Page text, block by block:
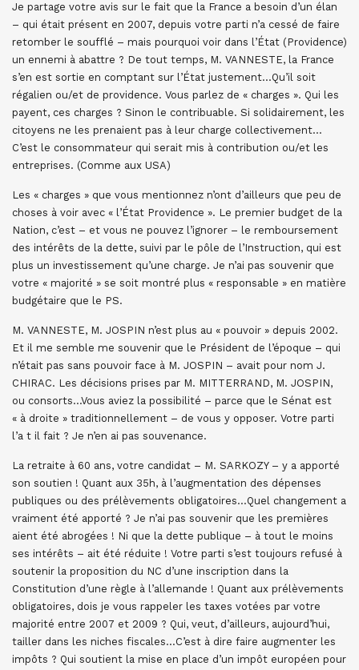
Je partage votre avis sur le fait que la France a besoin d’un élan
– qui était présent en 2007, depuis votre parti n’a cessé de faire
retomber le soufflé – mais pourquoi voir dans l’État (Providence)
un ennemi à abattre ? De tout temps, M. VANNESTE, la France
s’en est sortie en comptant sur l’État justement…Qu’il soit
régalien ou/et de providence. Vous parlez de « charges ». Qui les
payent, ces charges ? Sinon le contribuable. Si solidairement, les
citoyens ne les prenaient pas à leur charge collectivement…
C’est le consommateur qui serait mis à contribution ou/et les
entreprises. (Comme aux USA)
Les « charges » que vous mentionnez n’ont d’ailleurs que peu de
choses à voir avec « l’État Providence ». Le premier budget de la
Nation, c’est – et vous ne pouvez l’ignorer – le remboursement
des intérêts de la dette, suivi par le pôle de l’Instruction, qui est
plus un investissement qu’une charge. Je n’ai pas souvenir que
votre « majorité » se soit montré plus « responsable » en matière
budgétaire que le PS.
M. VANNESTE, M. JOSPIN n’est plus au « pouvoir » depuis 2002.
Et il me semble me souvenir que le Président de l’époque – qui
n’était pas sans pouvoir face à M. JOSPIN – avait pour nom J.
CHIRAC. Les décisions prises par M. MITTERRAND, M. JOSPIN,
ou consorts…Vous aviez la possibilité – parce que le Sénat est
« à droite » traditionnellement – de vous y opposer. Votre parti
l’a t il fait ? Je n’en ai pas souvenance.
La retraite à 60 ans, votre candidat – M. SARKOZY – y a apporté
son soutien ! Quant aux 35h, à l’augmentation des dépenses
publiques ou des prélèvements obligatoires…Quel changement a
vraiment été apporté ? Je n’ai pas souvenir que les premières
aient été abrogées ! Ni que la dette publique – à tout le moins
ses intérêts – ait été réduite ! Votre parti s’est toujours refusé à
soutenir la proposition du NC d’une inscription dans la
Constitution d’une règle à l’allemande ! Quant aux prélèvements
obligatoires, dois je vous rappeler les taxes votées par votre
majorité entre 2007 et 2009 ? Qui, veut, d’ailleurs, aujourd’hui,
tailler dans les niches fiscales…C’est à dire faire augmenter les
impôts ? Qui soutient la mise en place d’un impôt européen pour